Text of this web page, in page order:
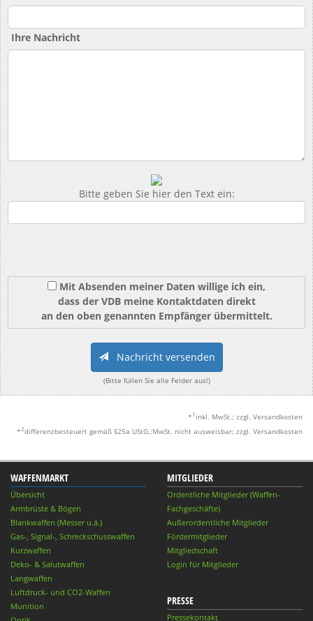
Ihre Nachricht
Bitte geben Sie hier den Text ein:
Mit Absenden meiner Daten willige ich ein,
dass der VDB meine Kontaktdaten direkt
an den oben genannten Empfänger übermittelt.
Nachricht versenden
(Bitte füllen Sie alle Felder aus!)
* 1 inkl. MwSt.; zzgl. Versandkosten
*2differenzbesteuert gemäß §25a UStG.;MwSt. nicht ausweisbar; zzgl. Versandkosten
WAFFENMARKT
Übersicht
Armbrüste & Bögen
Blankwaffen (Messer u.ä.)
Gas-, Signal-, Schreckschusswaffen
Kurzwaffen
Deko- & Salutwaffen
Langwaffen
Luftdruck- und CO2-Waffen
Munition
MITGLIEDER
Ordentliche Mitglieder (Waffen-
Fachgeschäfte)
Außerordentliche Mitglieder
Fördermitglieder
Mitgliedschaft
Login für Mitglieder
PRESSE
Pressekontakt